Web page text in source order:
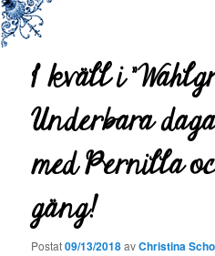
I kväll i
Underbara
med Pernilla
gäng!
Postat09/13/2018avChristina